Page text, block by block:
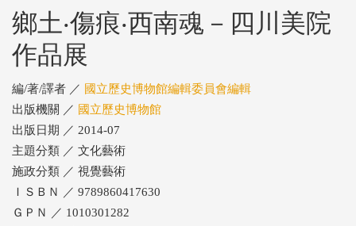
鄉土‧傷痕‧西南魂－四川美院
作品展
編/著/譯者 ／ 國立歷史博物館編輯委員會編輯
出版機關 ／ 國立歷史博物館
出版日期 ／ 2014-07
主題分類 ／ 文化藝術
施政分類 ／ 視覺藝術
ＩＳＢＮ ／ 9789860417630
ＧＰＮ ／ 1010301282